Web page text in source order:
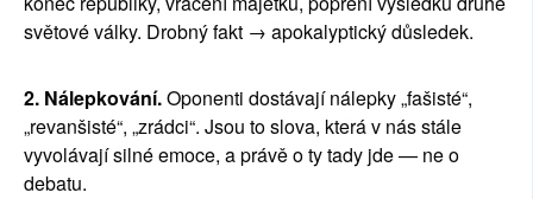
světové války. Drobný fakt → apokalyptický důsledek.
2. Nálepkování. Oponenti dostávají nálepky „fašisté“,
„revanšisté“, „zrádci“. Jsou to slova, která v nás stále
vyvolávají silné emoce, a právě o ty tady jde — ne o
debatu.